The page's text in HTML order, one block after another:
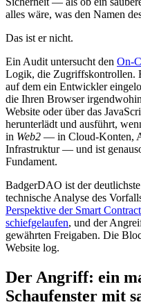
alles wäre, was den Namen
Das ist er nicht.
Ein Audit untersucht den On-
Logik, die Zugriffskontrollen.
auf dem ein Entwickler
die Ihren Browser
Website oder über das
herunterlädt und ausführt,
in Web2 — in Cloud-Konten,
Infrastruktur — und ist
Fundament.
BadgerDAO ist der
technische Analyse des
Perspektive der Smart
schiefgelaufen, und der
gewährten Freigaben. Die
Website log.
Der Angriff: ein
Schaufenster mit